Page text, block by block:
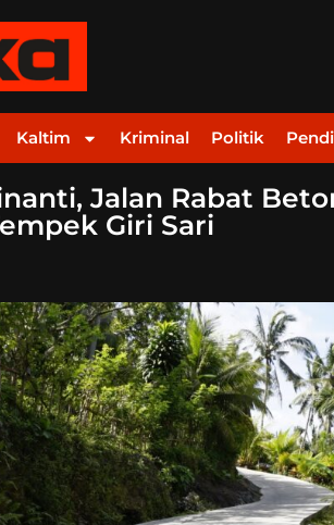
Kaltim Kriminal Politik
Jalan Rabat
Giri Sari